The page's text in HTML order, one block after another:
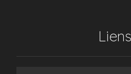
Liens